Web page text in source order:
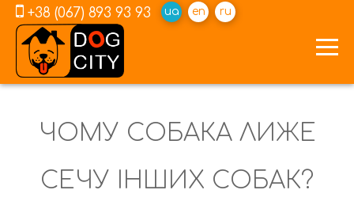
+38 (067) 893 93 93 ua en ru
ЧОМУ СОБАКА ЛИЖЕ
СЕЧУ ІНШИХ СОБАК?